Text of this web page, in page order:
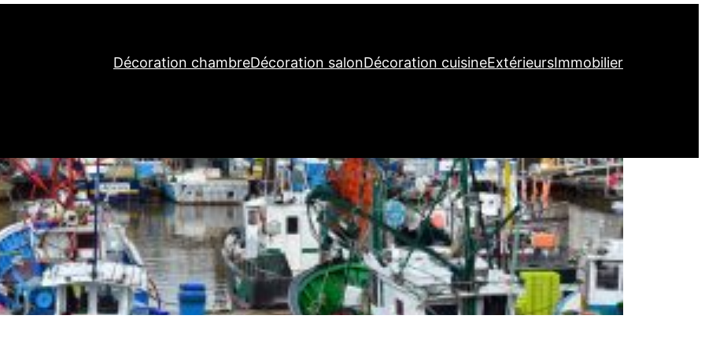
Décoration chambreDécoration salonDécoration cuisineExtérieursImmobilier